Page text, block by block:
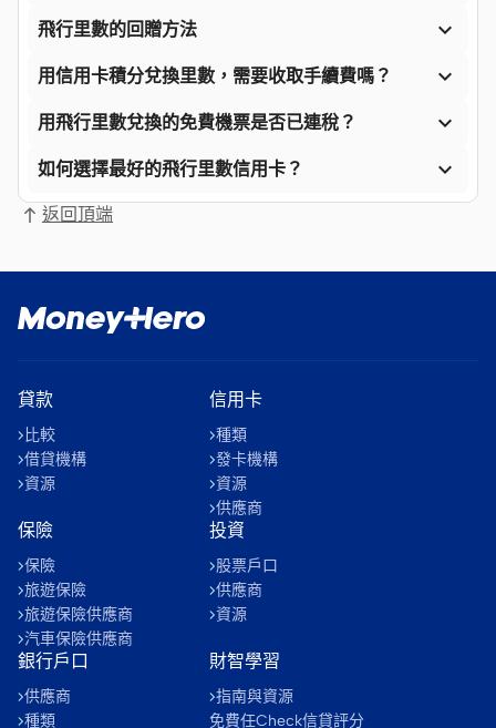
飛行里數的回贈方法 
用信用卡積分兌換里數，需要收取手續費嗎？ 
用飛行里數兌換的免費機票是否已連稅？ 
如何選擇最好的飛行里數信用卡？ 
返回頂端
貸款
比較
借貸機構
資源
信用卡
種類
發卡機構
資源
供應商
保險
保險
旅遊保險
旅遊保險供應商
汽車保險供應商
投資
股票戶口
供應商
資源
銀行戶口
供應商
種類
財智學習
指南與資源
免費任Check信貸評分